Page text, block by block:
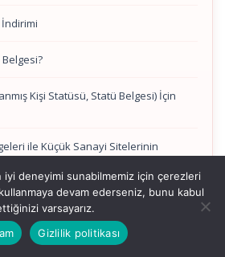
İndirimi
Belgesi?
Kişi Statüsü, Statü Belgesi) İçin
ile Küçük Sanayi Sitelerinin
Accounting Department
deneyimi sunabilmemiz için çerezleri
devam ederseniz, bunu kabul
varsayarız.
Gizlilik politikası